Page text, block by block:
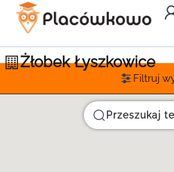
Żłobek Łyszkowice
Filtruj
Przeszukaj